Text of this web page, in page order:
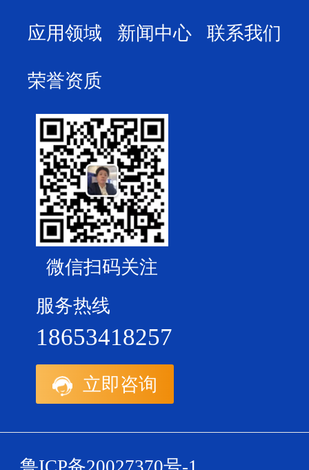
应用领域 新闻中心 联系我们
荣誉资质
微信扫码关注
服务热线
18653418257
立即咨询